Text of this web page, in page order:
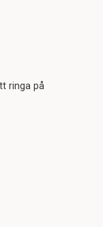
ringa på